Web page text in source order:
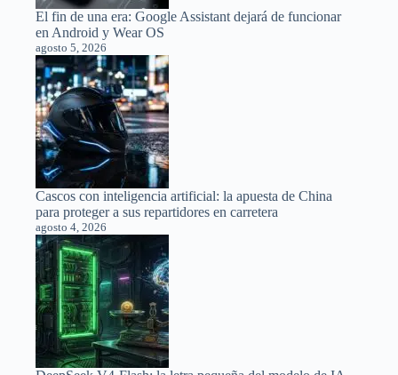
El fin de una era: Google Assistant dejará de funcionar
en Android y Wear OS
agosto 5, 2026
Cascos con inteligencia artificial: la apuesta de China
para proteger a sus repartidores en carretera
agosto 4, 2026